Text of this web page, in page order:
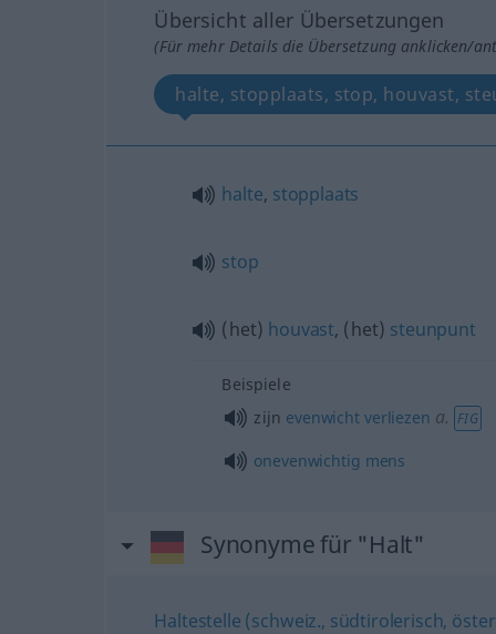
Übersicht aller Übersetzungen
(Für mehr Details die Übersetzung anklicken/
halte, stopplaats, stop,
halte, stopplaats
stop
(het) houvast, (het) steunpunt
Beispiele
zijn evenwicht verliezen a. FIG
onevenwichtig mens
Synonyme für "Halt"
Haltestelle (schweiz., südtirolerisch,